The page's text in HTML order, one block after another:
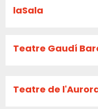
laSala
Teatre Gaudí
Teatre de